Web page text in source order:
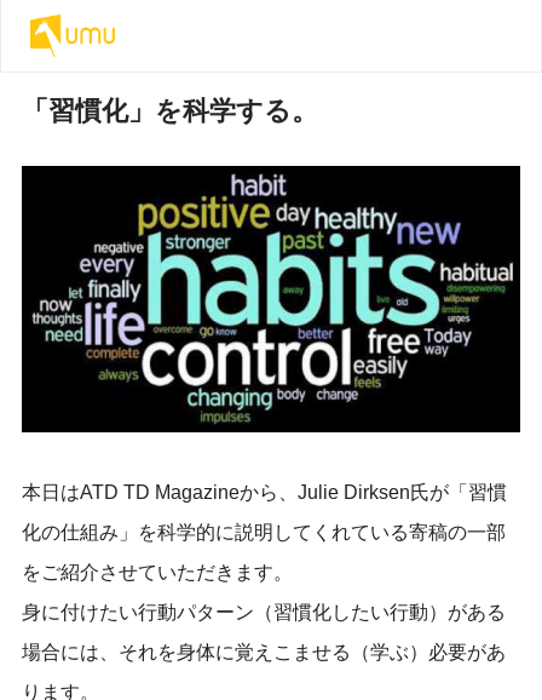
「習慣化」を科学する。
本日はATD TD Magazineから、Julie Dirksen氏が「習慣
化の仕組み」を科学的に説明してくれている寄稿の一部
をご紹介させていただきます。
身に付けたい行動パターン（習慣化したい行動）がある
場合には、それを身体に覚えこませる（学ぶ）必要があ
ります。